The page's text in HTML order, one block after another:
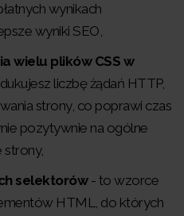
wynikach
wyniki SEO,
wielu plików CSS w
liczbę żądań HTTP,
strony, co poprawi czas
pozytywnie na ogólne
strony,
selektorów- to wzorce
HTML, do których